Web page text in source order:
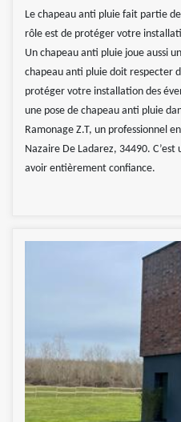
Le chapeau anti pluie fait partie
rôle est de protéger votre
Un chapeau anti pluie joue aussi
chapeau anti pluie doit respecter
protéger votre installation des
une pose de chapeau anti pluie
Ramonage Z.T, un professionnel
Nazaire De Ladarez, 34490.
avoir entièrement confiance.